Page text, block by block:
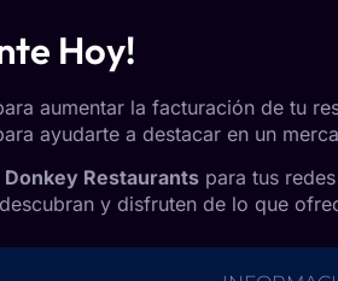
Hoy!
aumentar la facturación de tu
ayudarte a destacar en un
Donkey Restaurants para tus
y disfruten de lo que